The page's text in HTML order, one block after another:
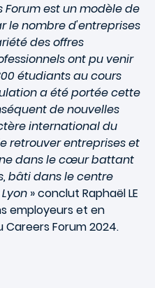
Forum est un modèle de
le nombre d'entreprises
des offres
ont pu venir
étudiants au cours
a été portée cette
de nouvelles
international du
retrouver entreprises et
dans le cœur battant
bâti dans le centre
» conclut Raphaël LE
employeurs et en
Forum 2024.